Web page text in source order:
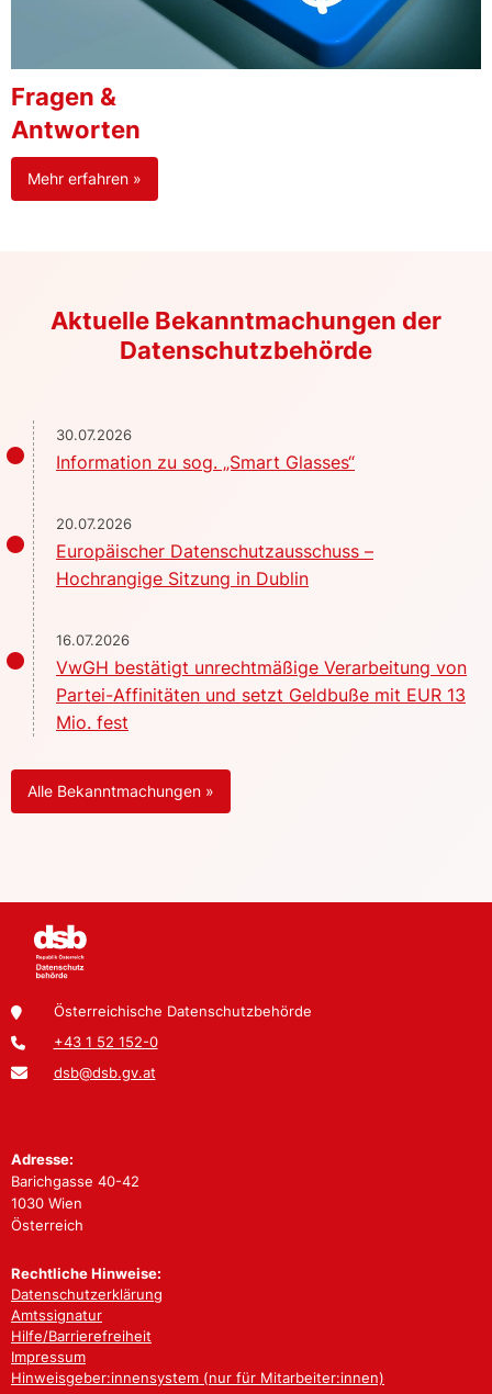
Fragen &
Antworten
Mehr erfahren »
Aktuelle Bekanntmachungen der
Datenschutzbehörde
30.07.2026
Information zu sog. „Smart Glasses“
20.07.2026
Europäischer Datenschutzausschuss –
Hochrangige Sitzung in Dublin
16.07.2026
VwGH bestätigt unrechtmäßige Verarbeitung von
Partei-Affinitäten und setzt Geldbuße mit EUR 13
Mio. fest
Alle Bekanntmachungen »
Österreichische Datenschutzbehörde
+43 1 52 152-0
dsb@dsb.gv.at
Adresse:
Barichgasse 40-42
1030 Wien
Österreich
Rechtliche Hinweise:
Datenschutzerklärung
Amtssignatur
Hilfe/Barrierefreiheit
Impressum
Hinweisgeber:innensystem (nur für Mitarbeiter:innen)